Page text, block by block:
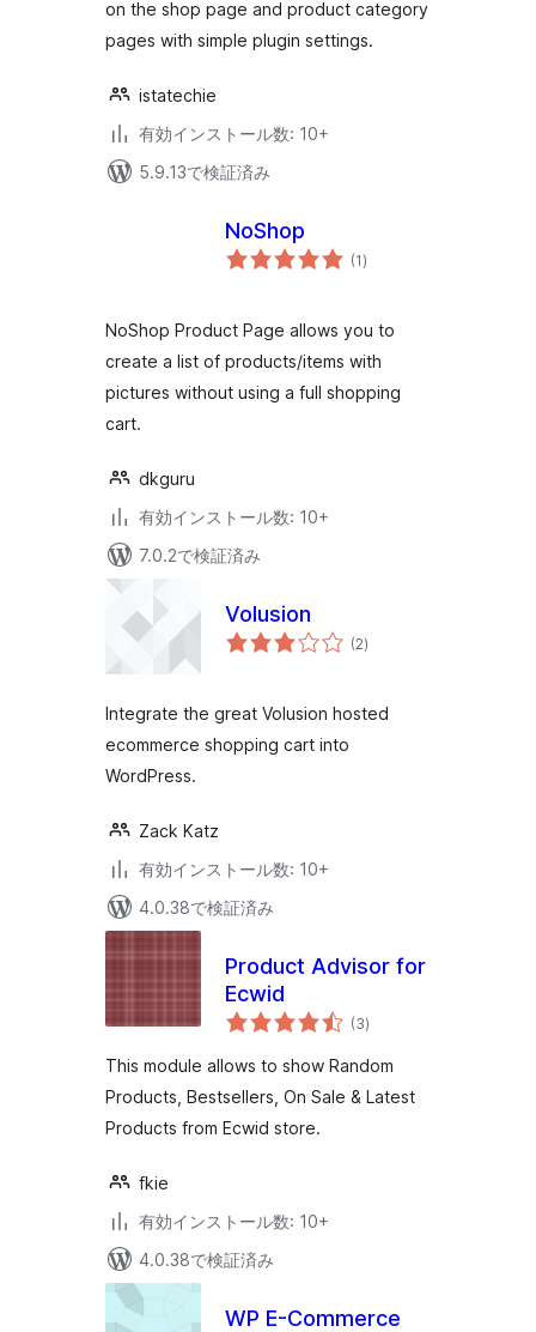
on the shop page and product category
pages with simple plugin settings.
istatechie
有効インストール数: 10+
5.9.13で検証済み
NoShop
(1個
の)
NoShop Product Page allows you to
create a list of products/items with
pictures without using a full shopping
cart.
dkguru
有効インストール数: 10+
7.0.2で検証済み
Volusion
(2個
の)
Integrate the great Volusion hosted
ecommerce shopping cart into
WordPress.
Zack Katz
有効インストール数: 10+
4.0.38で検証済み
Product Advisor for
Ecwid
(3個
の
価
)
This module allows to show Random
Products, Bestsellers, On Sale & Latest
Products from Ecwid store.
fkie
有効インストール数: 10+
4.0.38で検証済み
WP E-Commerce